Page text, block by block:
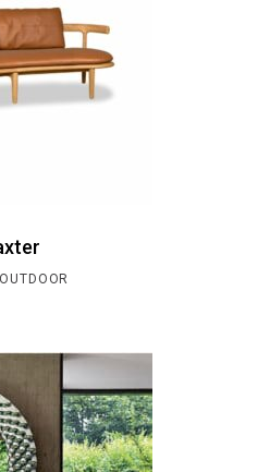
OUTDOOR